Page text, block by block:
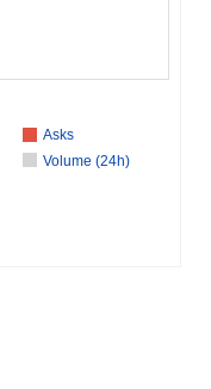
Asks
Volume (24h)